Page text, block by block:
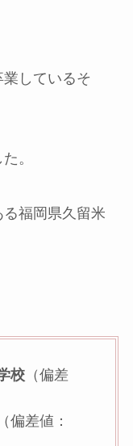
しているそ
。
福岡県久留米
校 （偏差
（偏差値：